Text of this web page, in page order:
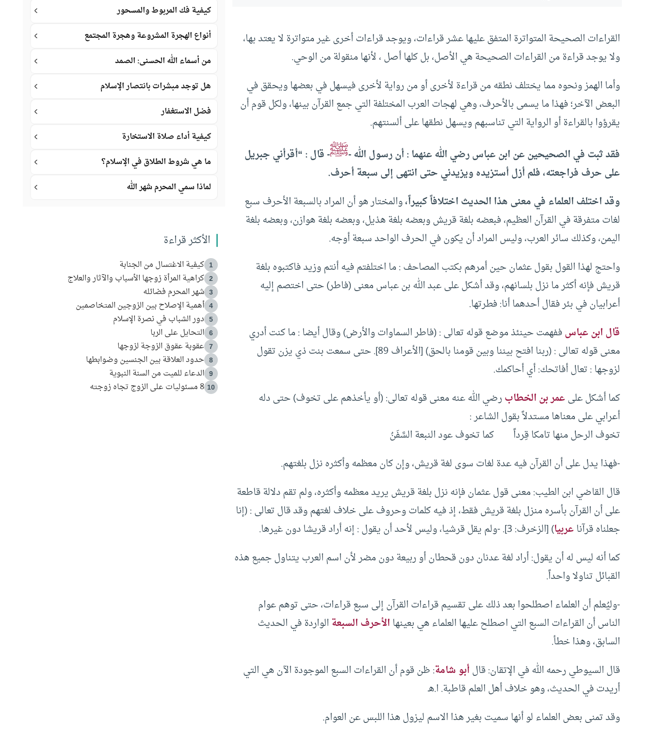
القراءات الصحيحة المتواترة المتفق عليها عشر قراءات، ويوجد قراءات أخرى غير متواترة لا يعتد بها،
ولا يوجد قراءة من القراءات الصحيحة هي الأصل، بل كلها أصل ، لأنها منقولة من الوحي.
وأما الهمز ونحوه مما يختلف نطقه من قراءة لأخرى أو من رواية لأخرى فيسهل في بعضها ويحقق في
البعض الآخر؛ فهذا ما يسمى بالأحرف، وهي لهجات العرب المختلفة التي جمع القرآن بينها، ولكل قوم أن
يقرؤوا بالقراءة أو الرواية التي تناسبهم ويسهل نطقها على ألسنتهم.
فقد ثبت في الصحيحين عن ابن عباس رضي الله عنهما : أن رسول الله -ﷺ- قال : “أقرأني جبريل
على حرف فراجعته، فلم أزل أستزيده ويزيدني حتى انتهى إلى سبعة أحرف.
وقد اختلف العلماء في معنى هذا الحديث اختلافاً كبيراً،والمختار هو أن المراد بالسبعة الأحرف سبع
لغات متفرقة في القرآن العظيم، فبعضه بلغة قريش وبعضه بلغة هذيل، وبعضه بلغة هوازن، وبعضه بلغة
اليمن، وكذلك سائر العرب، وليس المراد أن يكون في الحرف الواحد سبعة أوجه.
واحتج لهذا القول بقول عثمان حين أمرهم بكتب المصاحف : ما اختلفتم فيه أنتم وزيد فاكتبوه بلغة
قريش فإنه أكثر ما نزل بلسانهم، وقد أشكل على عبد الله بن عباس معنى (فاطر) حتى اختصم إليه
أعرابيان في بئر فقال أحدهما أنا: فطرتها.
قال ابن عباسففهمت حينئذ موضع قوله تعالى : (فاطر السماوات والأرض) وقال أيضا : ما كنت أدري
معنى قوله تعالى : (ربنا افتح بيننا وبين قومنا بالحق) [الأعراف 89]. حتى سمعت بنت ذي يزن تقول
لزوجها : تعال أفاتحك: أي أحاكمك.
كما أشكل علىعمر بن الخطابرضي الله عنه معنى قوله تعالى: (أو يأخذهم على تخوف) حتى دله
أعرابي على معناها مستدلاً بقول الشاعر :
تخوف الرحل منها تامكا قِرداً كما تخوف عود النبعة السَّفَنُ
-فهذا يدل على أن القرآن فيه عدة لغات سوى لغة قريش، وإن كان معظمه وأكثره نزل بلغتهم.
قال القاضي ابن الطيب: معنى قول عثمان فإنه نزل بلغة قريش يريد معظمه وأكثره، ولم تقم دلالة قاطعة
على أن القرآن بأسره منزل بلغة قريش فقط، إذ فيه كلمات وحروف على خلاف لغتهم وقد قال تعالى : (إنا
جعلناه قرآناعربيا) [الزخرف: 3]. -ولم يقل قرشيا، وليس لأحد أن يقول : إنه أراد قريشا دون غيرها.
كما أنه ليس له أن يقول: أراد لغة عدنان دون قحطان أو ربيعة دون مضر لأن اسم العرب يتناول جميع هذه
القبائل تناولا واحداً.
-وليُعلم أن العلماء اصطلحوا بعد ذلك على تقسيم قراءات القرآن إلى سبع قراءات، حتى توهم عوام
الناس أن القراءات السبع التي اصطلح عليها العلماء هي بعينهاالأحرف السبعةالواردة في الحديث
السابق، وهذا خطأ.
قال السيوطي رحمه الله في الإتقان: قالأبو شامة: ظن قوم أن القراءات السبع الموجودة الآن هي التي
أريدت في الحديث، وهو خلاف أهل العلم قاطبة. ا.هـ
وقد تمنى بعض العلماء لو أنها سميت بغير هذا الاسم ليزول هذا اللبس عن العوام.
كيفية فك المربوط والمسحور
أنواع الهجرة المشروعة وهجرة المجتمع
من أسماء الله الحسنى: الصمد
هل توجد مبشرات بانتصار الإسلام
فضل الاستغفار
كيفية أداء صلاة الاستخارة
ما هي شروط الطلاق في الإسلام؟
لماذا سمي المحرم شهر الله
الأكثر قراءة
1 كيفية الاغتسال من الجنابة
2 كراهية المرأة زوجها الأسباب والآثار والعلاج
3 شهر المحرم فضائله
4 أهمية الإصلاح بين الزوجين المتخاصمين
5 دور الشباب في نصرة الإسلام
6 التحايل على الربا
7 عقوبة عقوق الزوجة لزوجها
8 حدود العلاقة بين الجنسين وضوابطها
9 الدعاء للميت من السنة النبوية
10 8 مسئوليات على الزوج تجاه زوجته